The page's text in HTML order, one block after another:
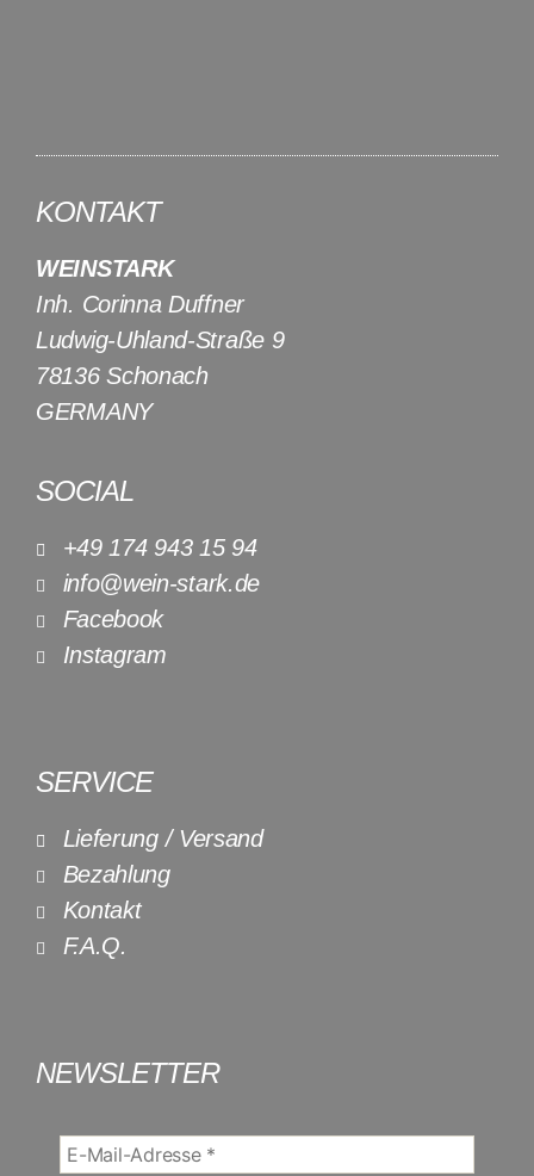
KONTAKT
WEINSTARK
Inh. Corinna Duffner
Ludwig-Uhland-Straße 9
78136 Schonach
GERMANY
SOCIAL
+49 174 943 15 94
info@wein-stark.de
Facebook
Instagram
SERVICE
Lieferung / Versand
Bezahlung
Kontakt
F.A.Q.
NEWSLETTER